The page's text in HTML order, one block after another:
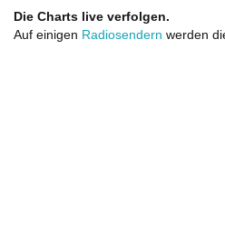
Die Charts live verfolgen.
Auf einigen Radiosendern werden